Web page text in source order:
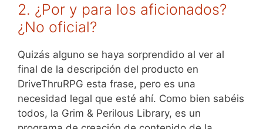
2. ¿Por y para los aficionados?
¿No oficial?
Quizás alguno se haya sorprendido al ver al
final de la descripción del producto en
DriveThruRPG esta frase, pero es una
necesidad legal que esté ahí. Como bien sabéis
todos, la Grim & Perilous Library, es un